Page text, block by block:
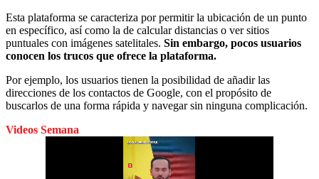
Esta plataforma se caracteriza por permitir la ubicación de un punto
en específico, así como la de calcular distancias o ver sitios
puntuales con imágenes satelitales. Sin embargo, pocos usuarios
conocen los trucos que ofrece la plataforma.
Por ejemplo, los usuarios tienen la posibilidad de añadir las
direcciones de los contactos de Google, con el propósito de
buscarlos de una forma rápida y navegar sin ninguna complicación.
Videos Semana